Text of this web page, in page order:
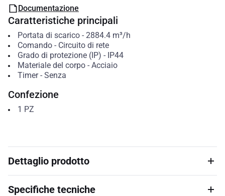
Documentazione
Caratteristiche principali
Portata di scarico- 2884.4 m³/h
Comando- Circuito di rete
Grado di protezione (IP) - IP44
Materiale del corpo- Acciaio
Timer- Senza
Confezione
1 PZ
Dettaglio prodotto
Specifiche tecniche